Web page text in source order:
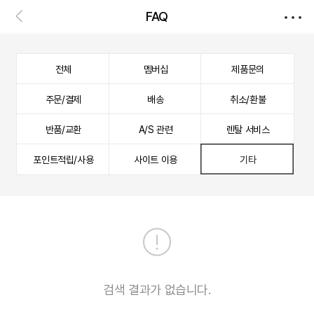
FAQ
전체 멤버십 제품문의
주문/결제 배송 취소/환불
반품/교환 A/S 관련 렌탈 서비스
포인트적립/사용 사이트 이용 기타
검색 결과가 없습니다.